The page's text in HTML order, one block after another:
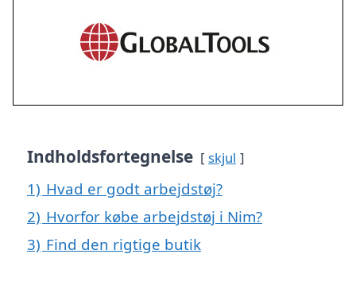
Indholdsfortegnelse skjul
1) Hvad er godt arbejdstøj?
2) Hvorfor købe arbejdstøj i Nim?
3) Find den rigtige butik